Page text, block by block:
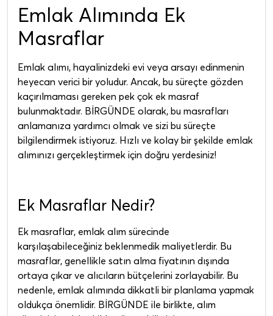
Emlak Alımında Ek
Masraflar
Emlak alımı, hayalinizdeki evi veya arsayı edinmenin
heyecan verici bir yoludur. Ancak, bu süreçte gözden
kaçırılmaması gereken pek çok ek masraf
bulunmaktadır. BİRGÜNDE olarak, bu masrafları
anlamanıza yardımcı olmak ve sizi bu süreçte
bilgilendirmek istiyoruz. Hızlı ve kolay bir şekilde emlak
alımınızı gerçekleştirmek için doğru yerdesiniz!
Ek Masraflar Nedir?
Ek masraflar, emlak alım sürecinde
karşılaşabileceğiniz beklenmedik maliyetlerdir. Bu
masraflar, genellikle satın alma fiyatının dışında
ortaya çıkar ve alıcıların bütçelerini zorlayabilir. Bu
nedenle, emlak alımında dikkatli bir planlama yapmak
oldukça önemlidir. BİRGÜNDE ile birlikte, alım